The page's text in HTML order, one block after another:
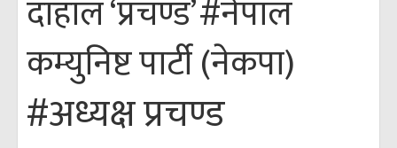
दाहाल ‘प्रचण्ड’#नेपाल
कम्युनिष्ट पार्टी (नेकपा)
#अध्यक्ष प्रचण्ड